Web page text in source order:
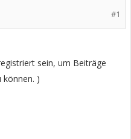
#1
sein, um Beiträge
können. )